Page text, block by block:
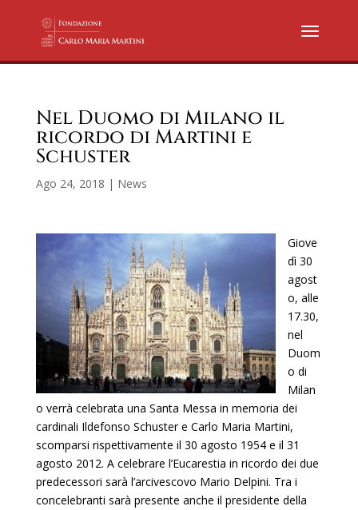
Nel Duomo di Milano il
ricordo di Martini e
Schuster
Ago 24, 2018 | News
Giove
dì 30
agost
o, alle
17.30,
nel
Duom
o di
Milan
o verrà celebrata una Santa Messa in memoria dei
cardinali Ildefonso Schuster e Carlo Maria Martini,
scomparsi rispettivamente il 30 agosto 1954 e il 31
agosto 2012. A celebrare l’Eucarestia in ricordo dei due
predecessori sarà l’arcivescovo Mario Delpini. Tra i
concelebranti sarà presente anche il presidente della